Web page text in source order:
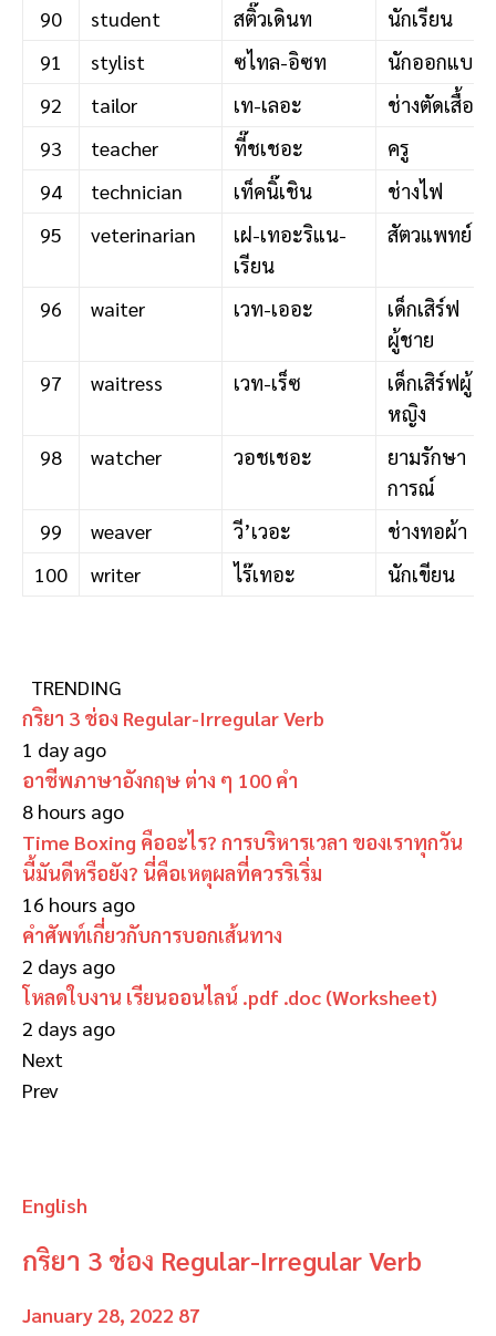
90
student สติ๊วเดินท
นักเรียน
91
stylist ซไทล-อิซท
นักออกแบบ
92
tailor เท-เลอะ
ช่างตัดเสื้อ
93
teacher ที๊ชเชอะ
ครู
94
technician เท็คนิ๊เชิน
ช่างไฟ
95
veterinarian
เฝ-เทอะริแน-
เรียน
สัตวแพทย์
96 waiter เวท-เออะ
เด็กเสิร์ฟ
ผู้ชาย
97
waitress เวท-เร็ซ
เด็กเสิร์ฟผู้
หญิง
98
watcher วอชเชอะ
ยามรักษา
การณ์
99
weaver วี’เวอะ
ช่างทอผ้า
100
writer ไร๊เทอะ นักเขียน
TRENDING
กริยา 3 ช่อง Regular-Irregular Verb
1 day ago
อาชีพภาษาอังกฤษ ต่าง ๆ 100 คำ
8 hours ago
Time Boxing คืออะไร? การบริหารเวลา ของเราทุกวัน
นี้มันดีหรือยัง? นี่คือเหตุผลที่ควรริเริ่ม
16 hours ago
คำศัพท์เกี่ยวกับการบอกเส้นทาง
2 days ago
โหลดใบงาน เรียนออนไลน์ .pdf .doc (Worksheet)
2 days ago
Next
Prev
English
กริยา 3 ช่อง Regular-Irregular Verb
January 28, 2022 87